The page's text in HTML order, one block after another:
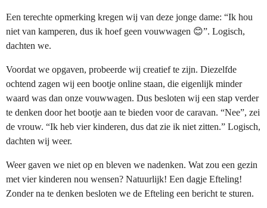
Een terechte opmerking kregen wij van deze jonge dame: “Ik hou
niet van kamperen, dus ik hoef geen vouwwagen 😊”. Logisch,
dachten we.
Voordat we opgaven, probeerde wij creatief te zijn. Diezelfde
ochtend zagen wij een bootje online staan, die eigenlijk minder
waard was dan onze vouwwagen. Dus besloten wij een stap verder
te denken door het bootje aan te bieden voor de caravan. “Nee”, zei
de vrouw. “Ik heb vier kinderen, dus dat zie ik niet zitten.” Logisch,
dachten wij weer.
Weer gaven we niet op en bleven we nadenken. Wat zou een gezin
met vier kinderen nou wensen? Natuurlijk! Een dagje Efteling!
Zonder na te denken besloten we de Efteling een bericht te sturen.